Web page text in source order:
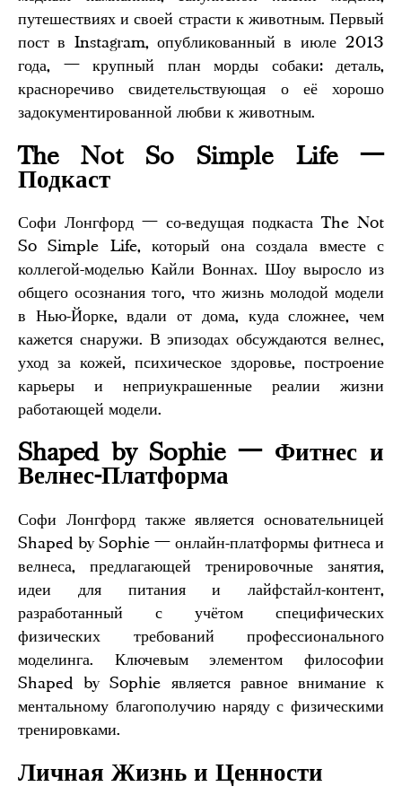
путешествиях и своей страсти к животным. Первый
пост в Instagram, опубликованный в июле 2013
года, — крупный план морды собаки: деталь,
красноречиво свидетельствующая о её хорошо
задокументированной любви к животным.
The Not So Simple Life —
Подкаст
Софи Лонгфорд — со-ведущая подкаста The Not
So Simple Life, который она создала вместе с
коллегой-моделью Кайли Воннах. Шоу выросло из
общего осознания того, что жизнь молодой модели
в Нью-Йорке, вдали от дома, куда сложнее, чем
кажется снаружи. В эпизодах обсуждаются велнес,
уход за кожей, психическое здоровье, построение
карьеры и неприукрашенные реалии жизни
работающей модели.
Shaped by Sophie — Фитнес и
Велнес-Платформа
Софи Лонгфорд также является основательницей
Shaped by Sophie — онлайн-платформы фитнеса и
велнеса, предлагающей тренировочные занятия,
идеи для питания и лайфстайл-контент,
разработанный с учётом специфических
физических требований профессионального
моделинга. Ключевым элементом философии
Shaped by Sophie является равное внимание к
ментальному благополучию наряду с физическими
тренировками.
Личная Жизнь и Ценности